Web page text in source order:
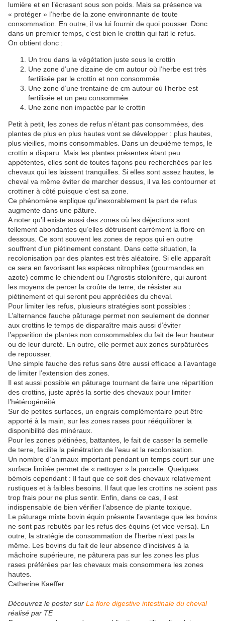
lumière et en l’écrasant sous son poids. Mais sa présence va
« protéger » l’herbe de la zone environnante de toute
consommation. En outre, il va lui fournir de quoi pousser. Donc
dans un premier temps, c’est bien le crottin qui fait le refus.
On obtient donc :
Un trou dans la végétation juste sous le crottin
Une zone d’une dizaine de cm autour où l’herbe est très
fertilisée par le crottin et non consommée
Une zone d’une trentaine de cm autour où l’herbe est
fertilisée et un peu consommée
Une zone non impactée par le crottin
Petit à petit, les zones de refus n’étant pas consommées, des
plantes de plus en plus hautes vont se développer : plus hautes,
plus vieilles, moins consommables. Dans un deuxième temps, le
crottin a disparu. Mais les plantes présentes étant peu
appétentes, elles sont de toutes façons peu recherchées par les
chevaux qui les laissent tranquilles. Si elles sont assez hautes, le
cheval va même éviter de marcher dessus, il va les contourner et
crottiner à côté puisque c’est sa zone.
Ce phénomène explique qu’inexorablement la part de refus
augmente dans une pâture.
A noter qu’il existe aussi des zones où les déjections sont
tellement abondantes qu’elles détruisent carrément la flore en
dessous. Ce sont souvent les zones de repos qui en outre
souffrent d’un piétinement constant. Dans cette situation, la
recolonisation par des plantes est très aléatoire. Si elle apparaît
ce sera en favorisant les espèces nitrophiles (gourmandes en
azote) comme le chiendent ou l’Agrostis stolonifère, qui auront
les moyens de percer la croûte de terre, de résister au
piétinement et qui seront peu appréciées du cheval.
Pour limiter les refus, plusieurs stratégies sont possibles :
L’alternance fauche pâturage permet non seulement de donner
aux crottins le temps de disparaître mais aussi d’éviter
l’apparition de plantes non consommables du fait de leur hauteur
ou de leur dureté. En outre, elle permet aux zones surpâturées
de repousser.
Une simple fauche des refus sans être aussi efficace a l’avantage
de limiter l’extension des zones.
Il est aussi possible en pâturage tournant de faire une répartition
des crottins, juste après la sortie des chevaux pour limiter
l’hétérogénéité.
Sur de petites surfaces, un engrais complémentaire peut être
apporté à la main, sur les zones rases pour rééquilibrer la
disponibilité des minéraux.
Pour les zones piétinées, battantes, le fait de casser la semelle
de terre, facilite la pénétration de l’eau et la recolonisation.
Un nombre d’animaux important pendant un temps court sur une
surface limitée permet de « nettoyer » la parcelle. Quelques
bémols cependant : Il faut que ce soit des chevaux relativement
rustiques et à faibles besoins. Il faut que les crottins ne soient pas
trop frais pour ne plus sentir. Enfin, dans ce cas, il est
indispensable de bien vérifier l’absence de plante toxique.
Le pâturage mixte bovin équin présente l’avantage que les bovins
ne sont pas rebutés par les refus des équins (et vice versa). En
outre, la stratégie de consommation de l’herbe n’est pas la
même. Les bovins du fait de leur absence d’incisives à la
mâchoire supérieure, ne pâturera pas sur les zones les plus
rases préférées par les chevaux mais consommera les zones
hautes.
Catherine Kaeffer
Découvrez le poster sur La flore digestive intestinale du cheval
réalisé par TE